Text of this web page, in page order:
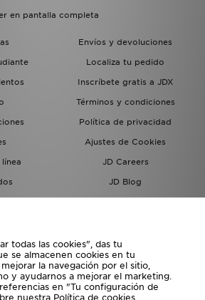
en pantalla completa
Envíos y devoluciones
Localiza tu pedido
Inscríbete gratis a JDX
Términos y condiciones
Política de privacidad
Ajustes de Cookies
JD Careers
JD Blog
todas las cookies", das tu
se almacenen cookies en tu
la navegación por el sitio,
y ayudarnos a mejorar el marketing.
en "Tu configuración de
nuestra Política de cookies